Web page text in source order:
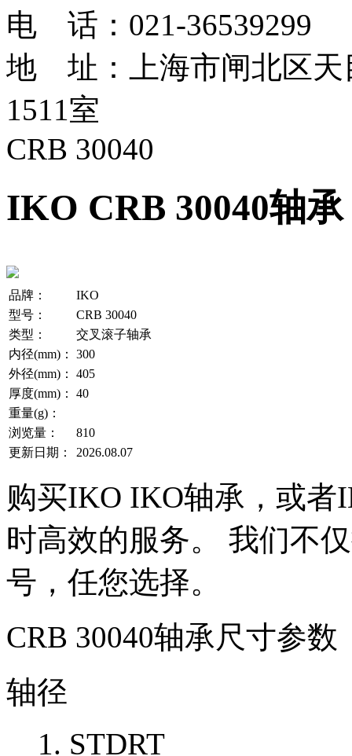
电 话：021-36539299
地 址：上海市闸北区天
1511室
CRB 30040
IKO CRB 30040轴承
品牌：
IKO
型号：
CRB 30040
类型：
交叉滚子轴承
内径(mm)：
300
外径(mm)：
405
厚度(mm)：
40
重量(g)：
浏览量：
810
更新日期：
2026.08.07
购买IKO IKO轴承，或者
时高效的服务。 我们不
号，任您选择。
CRB 30040轴承尺寸参数
轴径
STDRT